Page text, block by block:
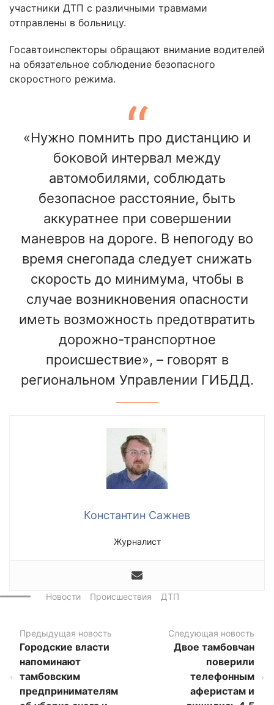
участники ДТП с различными травмами
отправлены в больницу.
Госавтоинспекторы обращают внимание водителей
на обязательное соблюдение безопасного
скоростного режима.
«Нужно помнить про дистанцию и
боковой интервал между
автомобилями, соблюдать
безопасное расстояние, быть
аккуратнее при совершении
маневров на дороге. В непогоду во
время снегопада следует снижать
скорость до минимума, чтобы в
случае возникновения опасности
иметь возможность предотвратить
дорожно-транспортное
происшествие», – говорят в
региональном Управлении ГИБДД.
Константин Сажнев
Журналист
Новости Происшествия ДТП
Предыдущая новость
Городские власти
напоминают
тамбовским
предпринимателям
Следующая новость
Двое тамбовчан
поверили
телефонным
аферистам и